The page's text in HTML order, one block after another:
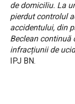
de domiciliu. La
pierdut controlul
accidentului, din
Beclean continuă
infracțiunii de
IPJ BN.